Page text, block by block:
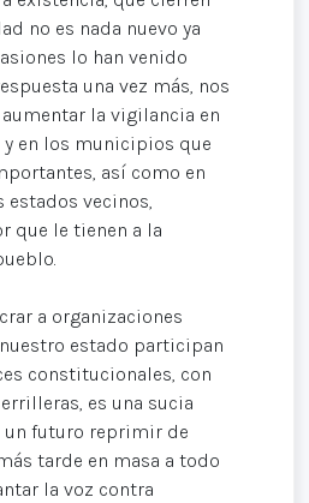
no es nada nuevo ya
lo han venido
una vez más, nos
la vigilancia en
en los municipios que
así como en
vecinos,
que le tienen a la
a organizaciones
estado participan
constitucionales, con
es una sucia
un futuro reprimir de
tarde en masa a todo
la voz contra